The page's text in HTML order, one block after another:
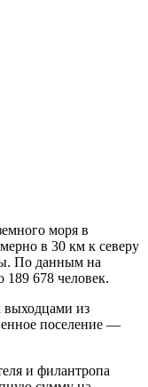
моря в
в 30 км к северу
По данным на
189 678 человек.
выходцами из
поселение —
и филантропа